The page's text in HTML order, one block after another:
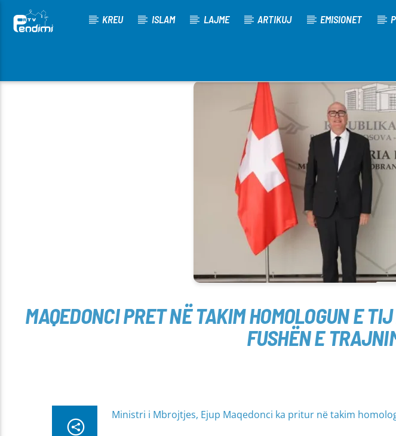
KREU ISLAM LAJME ARTIKUJ EMISIONET
[There are no radio stations in the database]
MAQEDONCI PRET NË TAKIM HOMOLOGUN E
FUSHËN E
Ministri i Mbrojtjes, Ejup Maqedonci ka pritur në takim